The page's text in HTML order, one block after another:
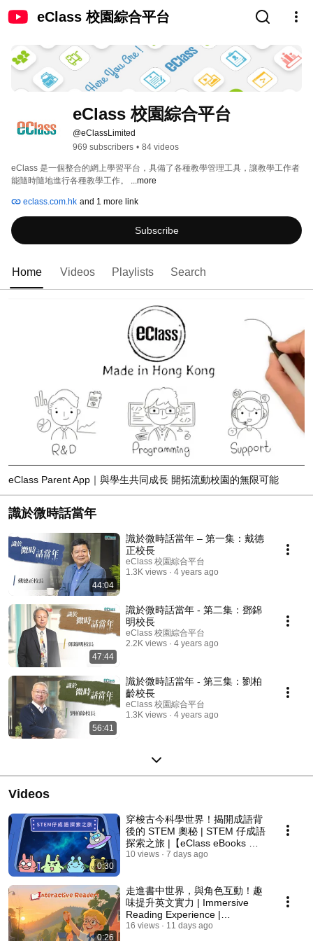
eClass 校園綜合平台
eClass 校園綜合平台
@eClassLimited
969 subscribers • 84 videos
eClass 是一個整合的網上學習平台，具備了各種教學管理工具，讓教學工作者
能隨時隨地進行各種教學工作。 ...more
eclass.com.hk and 1 more link
Subscribe
Home Videos Playlists Search
eClass Parent App｜與學生共同成長 開拓流動校園的無限可能
識於微時話當年
44:04
識於微時話當年 – 第一集：戴德
正校長
eClass 校園綜合平台
1.3K views
4 years ago
47:44
識於微時話當年 - 第二集：鄧錦
明校長
eClass 校園綜合平台
2.2K views
4 years ago
56:41
識於微時話當年 - 第三集：劉柏
齡校長
eClass 校園綜合平台
1.3K views
4 years ago
Videos
0:30
穿梭古今科學世界！揭開成語背
後的 STEM 奧秘 | STEM 仔成語
探索之旅 |【eClass eBooks 電
子書系列📚】
10 views 7 days ago
0:26
走進書中世界，與角色互動！趣
味提升英文實力 | Immersive
Reading Experience |
Interactive Readers |【eClass
16 views 11 days ago